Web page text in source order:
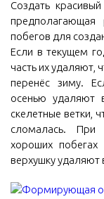
Создать
побегов для
Если в текущем
часть их удаляют,
перенёс зиму.
осенью удаляют
скелетные ветки,
сломалась.
хороших
верхушку удаляют